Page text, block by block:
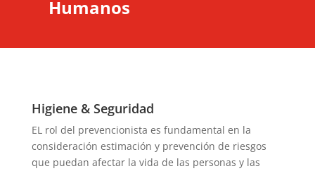
Humanos
Higiene & Seguridad
EL rol del prevencionista es fundamental en la
consideración estimación y prevención de riesgos
que puedan afectar la vida de las personas y las